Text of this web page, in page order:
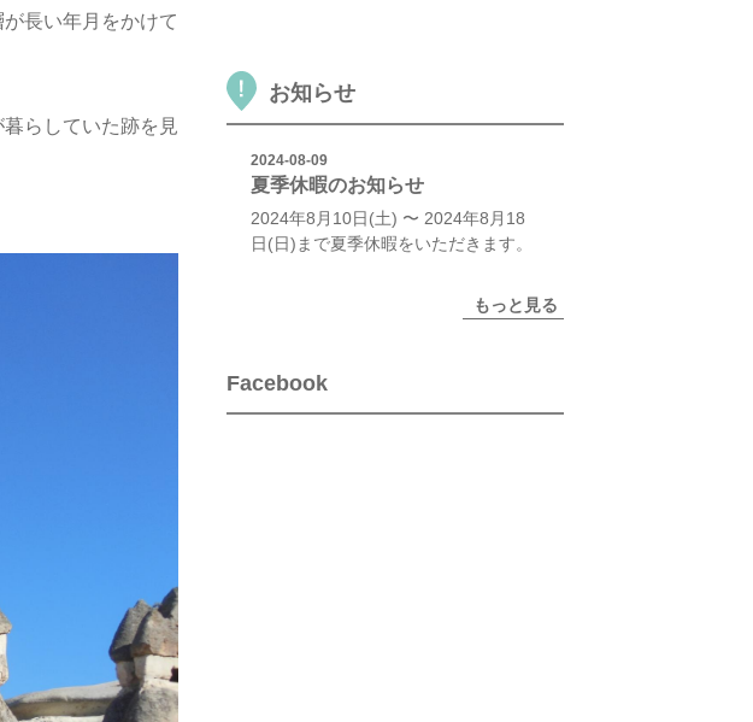
長い年月をかけて
らしていた跡を見
お知らせ
2024-08-09
夏季休暇のお知らせ
2024年8月10日(土) 〜 2024年8月18
日(日)まで夏季休暇をいただきます。
もっと見る
Facebook